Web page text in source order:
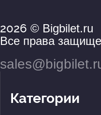
2026 © Bigbilet.ru
Все права
Категории